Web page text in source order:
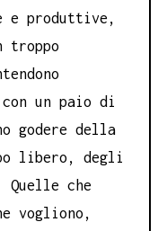
e produttive,
troppo
un paio di
godere della
libero, degli
Quelle che
vogliono,